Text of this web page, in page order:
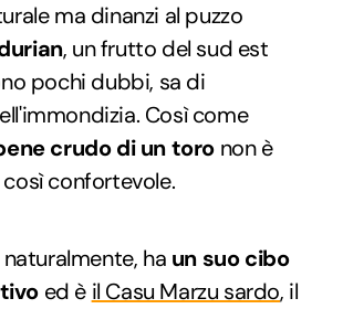
ma dinanzi al puzzo
, un frutto del sud est
pochi dubbi, sa di
Così come
crudo di un toro non è
così confortevole.
naturalmente, ha un suo cibo
ed è il Casu Marzu sardo, il